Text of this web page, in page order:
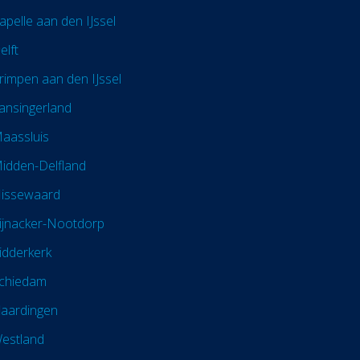
aan den IJssel
aan den IJssel
Delfland
Nootdorp